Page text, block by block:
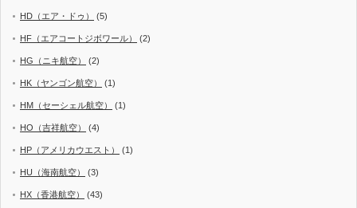
HD（エア・ドゥ） (5)
HF（エアコートジボワール） (2)
HG（ニキ航空） (2)
HK（ヤンゴン航空） (1)
HM（セーシェル航空） (1)
HO（吉祥航空） (4)
HP（アメリカウエスト） (1)
HU（海南航空） (3)
HX（香港航空） (43)